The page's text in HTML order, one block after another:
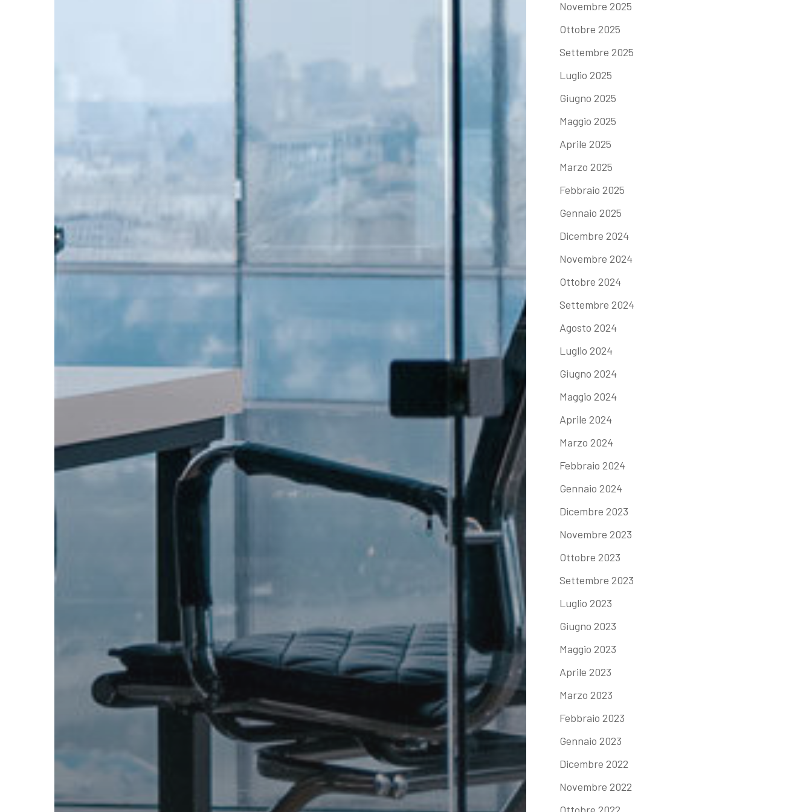
Novembre 2025
Ottobre 2025
Settembre 2025
Luglio 2025
Giugno 2025
Maggio 2025
Aprile 2025
Marzo 2025
Febbraio 2025
Gennaio 2025
Dicembre 2024
Novembre 2024
Ottobre 2024
Settembre 2024
Agosto 2024
Luglio 2024
Giugno 2024
Maggio 2024
Aprile 2024
Marzo 2024
Febbraio 2024
Gennaio 2024
Dicembre 2023
Novembre 2023
Ottobre 2023
Settembre 2023
Luglio 2023
Giugno 2023
Maggio 2023
Aprile 2023
Marzo 2023
Febbraio 2023
Gennaio 2023
Dicembre 2022
Novembre 2022